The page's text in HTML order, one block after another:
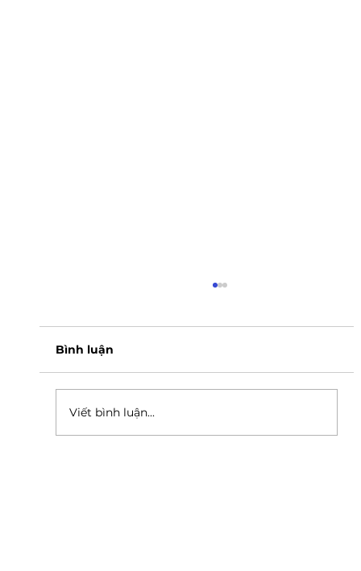
Bình luận
Viết bình luận...